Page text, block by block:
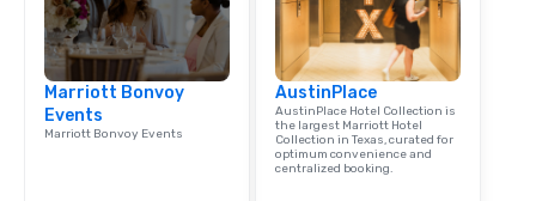
Marriott Bonvoy
Events
Marriott Bonvoy Events
AustinPlace
AustinPlace Hotel Collection is
the largest Marriott Hotel
Collection in Texas, curated for
optimum convenience and
centralized booking.